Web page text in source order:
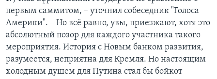
первым саммитом, – уточнил собеседник "Голоса
Америки". – Но всё равно, увы, приезжают, хотя это
абсолютный позор для каждого участника такого
мероприятия. История с Новым банком развития,
разумеется, неприятна для Кремля. Но настоящим
холодным душем для Путина стал бы бойкот